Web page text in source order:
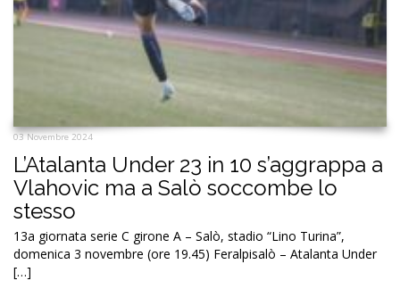
03 Novembre 2024
L’Atalanta Under 23 in 10 s’aggrappa a
Vlahovic ma a Salò soccombe lo
stesso
13a giornata serie C girone A – Salò, stadio “Lino Turina”,
domenica 3 novembre (ore 19.45) Feralpisalò – Atalanta Under
[…]